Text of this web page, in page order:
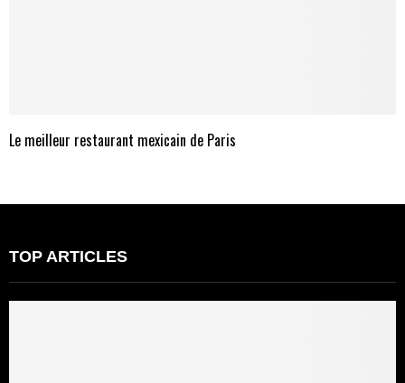
Le meilleur restaurant mexicain de Paris
TOP ARTICLES